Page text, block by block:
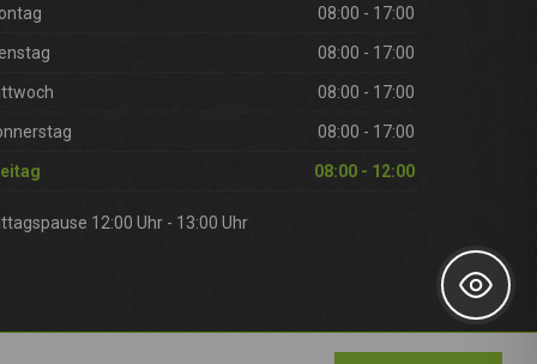
08:00 - 17:00
08:00 - 17:00
08:00 - 17:00
08:00 - 17:00
08:00 - 12:00
12:00 Uhr - 13:00 Uhr